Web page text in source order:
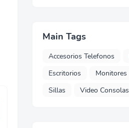
Main Tags
Accesorios Telefonos
Escritorios
Monitores
Sillas
Video Consolas